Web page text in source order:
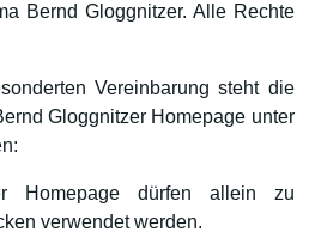
Bernd Gloggnitzer. Alle Rechte
Vereinbarung steht die
Gloggnitzer Homepage unter
Homepage dürfen allein zu
verwendet werden.